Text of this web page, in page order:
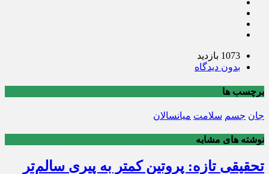
1073 بازدید
بدون دیدگاه
برچسب ها
جان جسم سلامت میانسالان
نوشته های مشابه
تحقیقی تازه: پروتین کمتر به پیری سالم‌تر